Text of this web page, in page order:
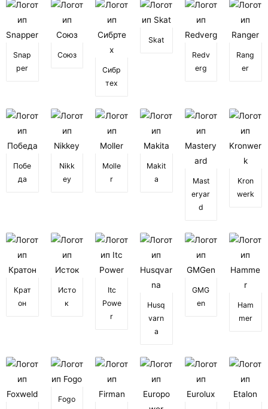
Snap
per
Союз
Сибр
тех
Skat
Redv
erg
Rang
er
Побе
да
Nikk
ey
Molle
r
Makit
a
Mast
eryar
d
Kron
werk
Крат
он
Исто
к
Itc
Powe
r
Husq
varn
a
GMG
en
Ham
mer
Fogo